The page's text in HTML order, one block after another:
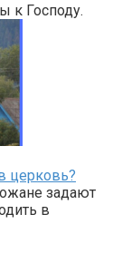
к Господу.
церковь?
задают
в